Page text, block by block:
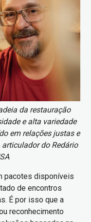
da restauração
e alta variedade
em relações justas e
do Redário
pacotes disponíveis
de encontros
É por isso que a
reconhecimento